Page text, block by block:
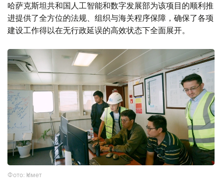
哈萨克斯坦共和国人工智能和数字发展部为该项目的顺利推
进提供了全方位的法规、组织与海关程序保障，确保了各项
建设工作得以在无行政延误的高效状态下全面展开。
Фото: Үкімет